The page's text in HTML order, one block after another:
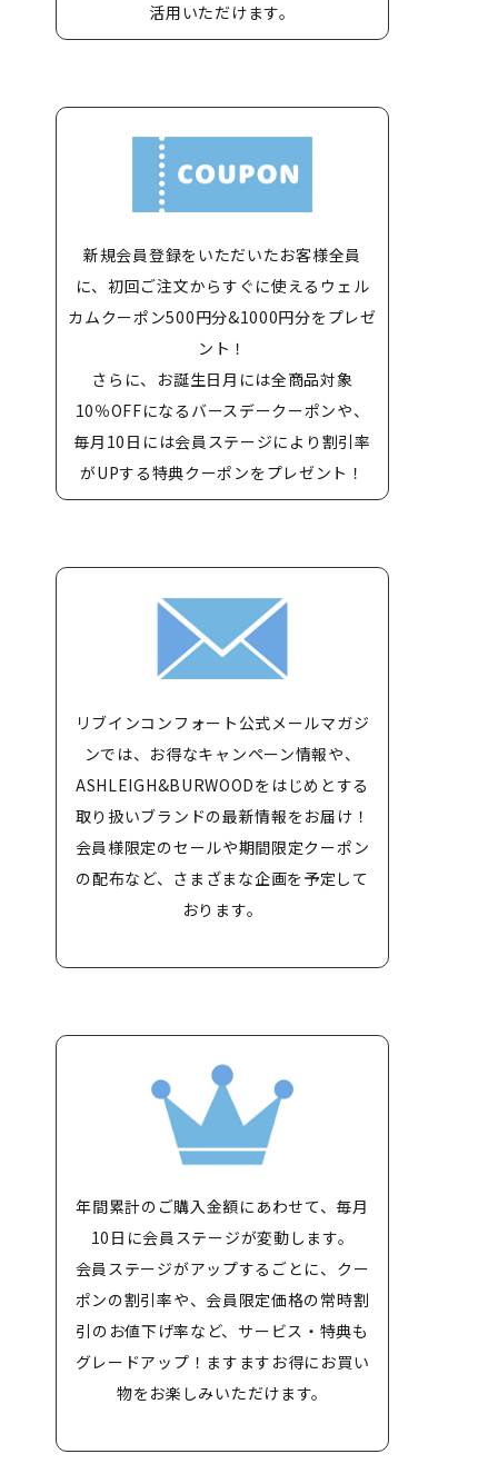
活用いただけます。
新規会員登録をいただいたお客様全員
に、初回ご注文からすぐに使えるウェル
カムクーポン500円分&1000円分をプレゼ
ント！
さらに、お誕生日月には全商品対象
10％OFFになるバースデークーポンや、
毎月10日には会員ステージにより割引率
がUPする特典クーポンをプレゼント！
リブインコンフォート公式メールマガジ
ンでは、お得なキャンペーン情報や、
ASHLEIGH&BURWOODをはじめとする
取り扱いブランドの最新情報をお届け！
会員様限定のセールや期間限定クーポン
の配布など、さまざまな企画を予定して
おります。
年間累計のご購入金額にあわせて、毎月
10日に会員ステージが変動します。
会員ステージがアップするごとに、クー
ポンの割引率や、会員限定価格の常時割
引のお値下げ率など、サービス・特典も
グレードアップ！ますますお得にお買い
物をお楽しみいただけます。